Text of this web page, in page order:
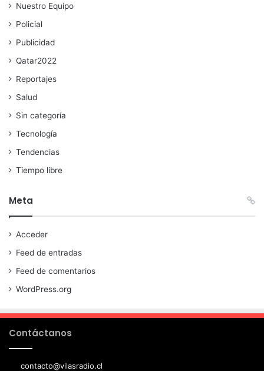
Nuestro Equipo
Policial
Publicidad
Qatar2022
Reportajes
Salud
Sin categoría
Tecnología
Tendencias
Tiempo libre
Meta
Acceder
Feed de entradas
Feed de comentarios
WordPress.org
Contáctanos
contacto@vilasradio.cl